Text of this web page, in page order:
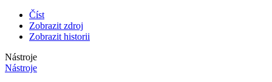
Číst
Zobrazit zdroj
Zobrazit historii
Nástroje
Nástroje